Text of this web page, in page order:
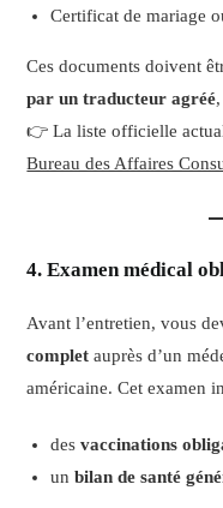
Certificat de mariage
Ces documents doivent
par un traducteur agréé
👉 La liste officielle
Bureau des Affaires
4. Examen médical
Avant l’entretien, vous
complet auprès d’un
américaine. Cet examen
desvaccinations
unbilan de santé